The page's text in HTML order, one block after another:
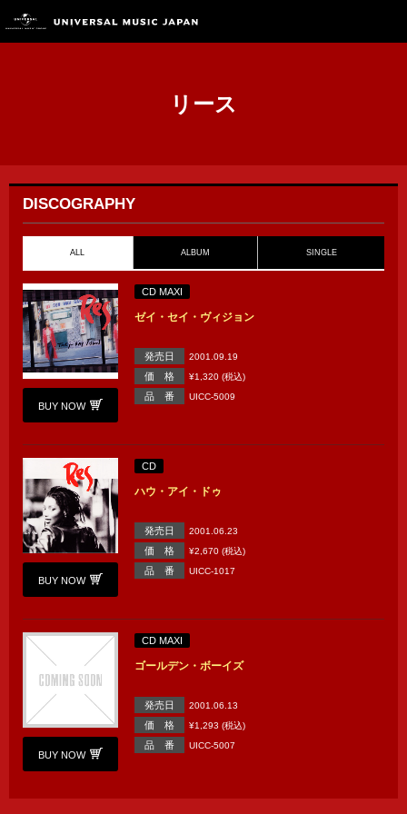
リース
DISCOGRAPHY
ALL ALBUM SINGLE
BUY NOW
CD MAXI
ゼイ・セイ・ヴィジョン
発売日 2001.09.19
価 格 ¥1,320 (税込)
品 番 UICC-5009
BUY NOW
CD
ハウ・アイ・ドゥ
発売日 2001.06.23
価 格 ¥2,670 (税込)
品 番 UICC-1017
BUY NOW
CD MAXI
ゴールデン・ボーイズ
発売日 2001.06.13
価 格 ¥1,293 (税込)
品 番 UICC-5007